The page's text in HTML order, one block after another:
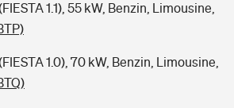
1.1), 55 kW, Benzin, Limousine,
1.0), 70 kW, Benzin, Limousine,